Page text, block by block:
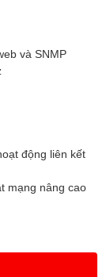
và SNMP
động liên kết
mạng nâng cao